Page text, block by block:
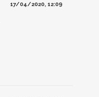
17/04/2020, 12:09